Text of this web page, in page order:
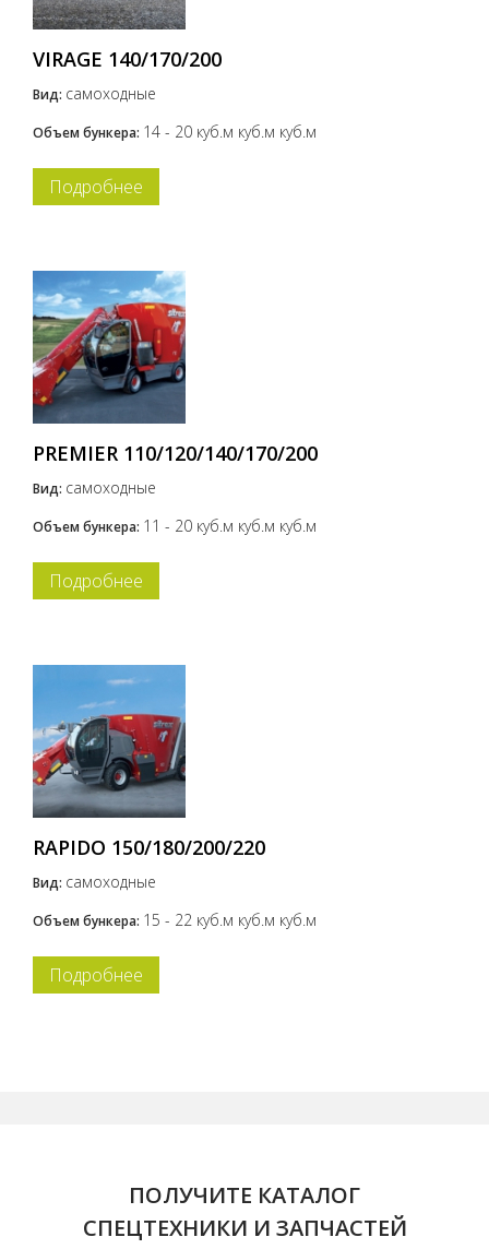
VIRAGE 140/170/200
Вид: самоходные
Объем бункера: 14 - 20 куб.м куб.м куб.м
Подробнее
PREMIER 110/120/140/170/200
Вид: самоходные
Объем бункера: 11 - 20 куб.м куб.м куб.м
Подробнее
RAPIDO 150/180/200/220
Вид: самоходные
Объем бункера: 15 - 22 куб.м куб.м куб.м
Подробнее
ПОЛУЧИТЕ КАТАЛОГ
СПЕЦТЕХНИКИ И ЗАПЧАСТЕЙ